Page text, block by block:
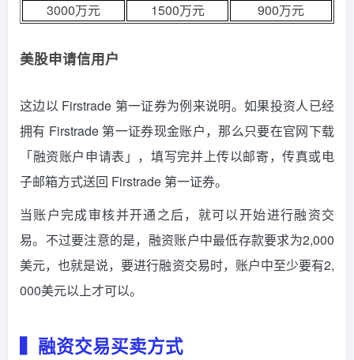
3000万元
1500万元 900万元
美股申请信用户
这边以 Firstrade 第一证券为例来说明。如果投资人已经
拥有 Firstrade 第一证券现金账户，那么只要在官网下载
「融资账户申请表」，填写完并上传以邮寄，传真或电
子邮箱方式送回 Firstrade 第一证券。
当账户完成审核并开通之后，就可以开始进行融资交
易。不过要注意的是，融资账户中最低存款要求为2,000
美元，也就是说，要进行融资交易时，账户中至少要有2,
000美元以上才可以。
▍融资交易买卖方式